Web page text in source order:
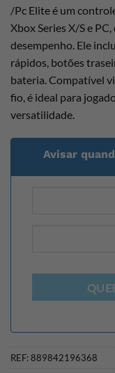
/Pc Elite é um
Xbox Series X/S e
desempenho. Ele
rápidos, botões
bateria. Compatível
fio, é ideal para
versatilidade.
Avisar
REF:889842196368